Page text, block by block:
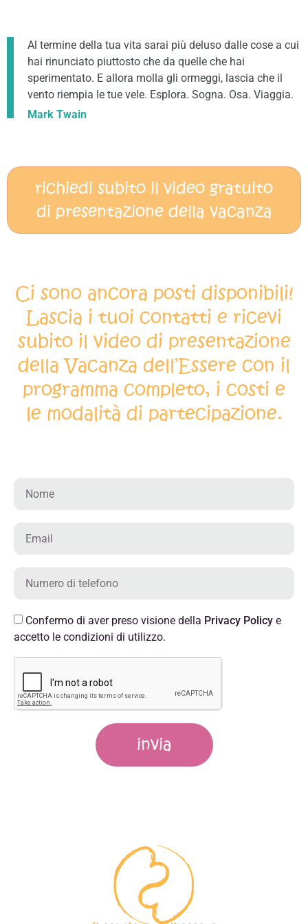
Al termine della tua vita sarai più deluso dalle cose a cui
hai rinunciato piuttosto che da quelle che hai
sperimentato. E allora molla gli ormeggi, lascia che il
vento riempia le tue vele. Esplora. Sogna. Osa. Viaggia.
Mark Twain
richiedi subito il video gratuito
di presentazione della vacanza
Ci sono ancora posti disponibili!
Lascia i tuoi contatti e ricevi
subito il video di presentazione
della Vacanza dell’Essere con il
programma completo, i costi e
le modalità di partecipazione.
Confermo di aver preso visione della Privacy Policy e
accetto le condizioni di utilizzo.
invia